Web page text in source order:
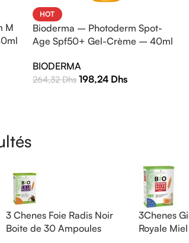
M
HOT
Bioderma – Photoderm Spot-
Age Spf50+ Gel-Crème – 40ml
BIODERMA
264,32Dhs 198,24 Dhs
3 Chenes Foie Radis Noir
Boite de 30 Ampoules
3Chenes
Royale Miel